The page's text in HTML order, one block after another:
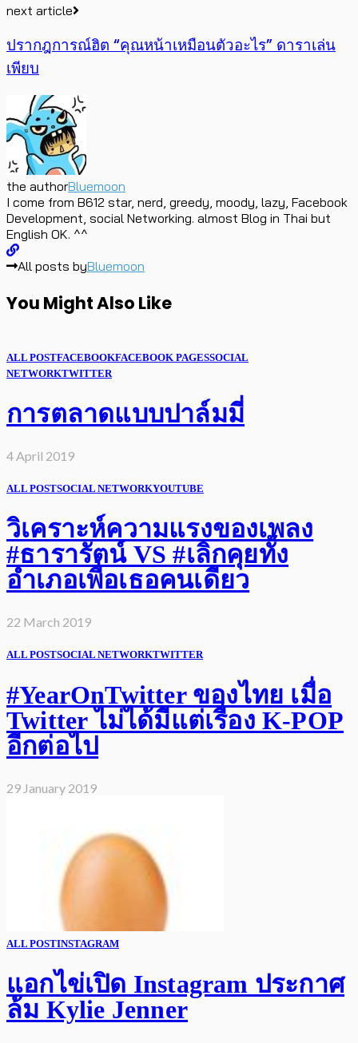
next article
ปรากฎการณ์ฮิต “คุณหน้าเหมือนตัวอะไร” ดาราเล่น
เพียบ
the authorBluemoon
I come from B612 star, nerd, greedy, moody, lazy, Facebook
Development, social Networking. almost Blog in Thai but
English OK. ^^
All posts byBluemoon
You Might Also Like
ALL POSTFACEBOOKFACEBOOK PAGESSOCIAL
NETWORKTWITTER
การตลาดแบบปาล์มมี่
4 April 2019
ALL POSTSOCIAL NETWORKYOUTUBE
วิเคราะห์ความแรงของเพลง
#ธารารัตน์ VS #เลิกคุยทั้ง
อำเภอเพื่อเธอคนเดียว
22 March 2019
ALL POSTSOCIAL NETWORKTWITTER
#YearOnTwitter ของไทย เมื่อ
Twitter ไม่ได้มีแต่เรื่อง K-POP
อีกต่อไป
29 January 2019
ALL POSTINSTAGRAM
แอกไข่เปิด Instagram ประกาศ
ล้ม Kylie Jenner